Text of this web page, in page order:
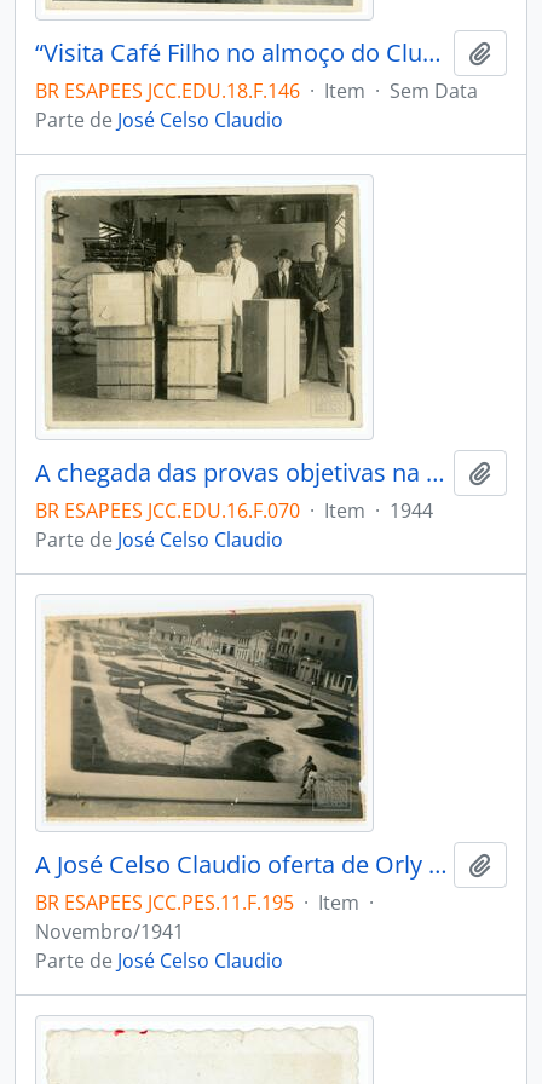
“Visita Café Filho no almoço do Clube Vitória”. Vitória
BR ESAPEES JCC.EDU.18.F.146 · Item · Sem Data
Parte de José Celso Claudio
A chegada das provas objetivas na estação de Leopoldina. Eurico Salles e José Celso Claudio. Leopoldina
BR ESAPEES JCC.EDU.16.F.070 · Item · 1944
Parte de José Celso Claudio
A José Celso Claudio oferta de Orly Dessaune. A praça com o jardim.Afonso Claudio [?]. Novembro/1941
BR ESAPEES JCC.PES.11.F.195 · Item ·
Novembro/1941
Parte de José Celso Claudio